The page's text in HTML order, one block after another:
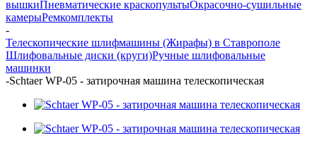
вышкиПневматические краскопультыОкрасочно-сушильные
камерыРемкомплекты
-
Телескопические шлифмашины (Жирафы) в Ставрополе
Шлифовальные диски (круги)Ручные шлифовальные
машинки
-Schtaer WP-05 - затирочная машина телескопическая